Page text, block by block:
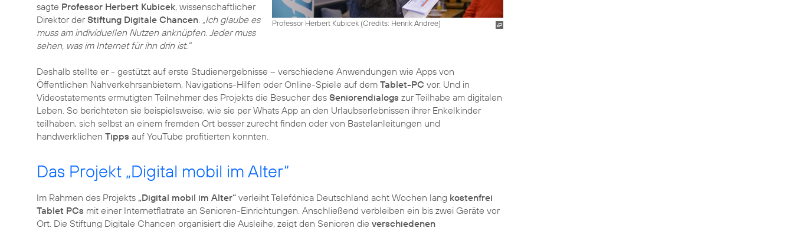
Professor Herbert Kubicek (Credits: Henrik Andree)
sagte Professor Herbert Kubicek, wissenschaftlicher
Direktor derStiftung Digitale Chancen. „Ich glaube es
muss am individuellen Nutzen anknüpfen. Jeder muss
sehen, was im Internet für ihn drin ist."
Deshalb stellte er - gestützt auf erste Studienergebnisse – verschiedene Anwendungen wie Apps von
Öffentlichen Nahverkehrsanbietern, Navigations-Hilfen oder Online-Spiele auf dem Tablet-PC vor. Und in
Videostatements ermutigten Teilnehmer des Projekts die Besucher des Seniorendialogs zur Teilhabe am digitalen
Leben. So berichteten sie beispielsweise, wie sie per Whats App an den Urlaubserlebnissen ihrer Enkelkinder
teilhaben, sich selbst an einem fremden Ort besser zurecht finden oder von Bastelanleitungen und
handwerklichen Tipps auf YouTube profitierten konnten.
Das Projekt „Digital mobil im Alter“
Im Rahmen des Projekts „Digital mobil im Alter“ verleiht Telefónica Deutschland acht Wochen lang kostenfrei
Tablet PCs mit einer Internetflatrate an Senioren-Einrichtungen. Anschließend verbleiben ein bis zwei Geräte vor
Ort. Die Stiftung Digitale Chancen organisiert die Ausleihe, zeigt den Senioren die verschiedenen